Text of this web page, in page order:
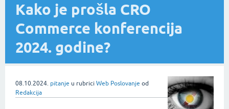
Kako je prošla CRO
Commerce konferencija
2024. godine?
08.10.2024. pitanje u rubrici Web Poslovanje od
Redakcija